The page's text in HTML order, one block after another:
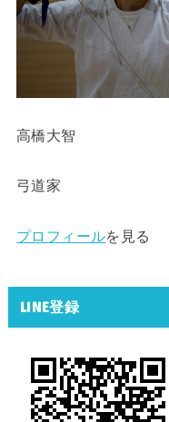
高橋大智
弓道家
プロフィールを見る
LINE登録